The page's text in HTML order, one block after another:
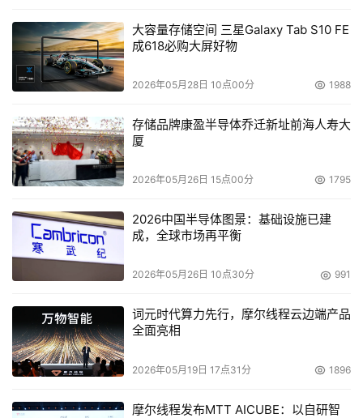
大容量存储空间 三星Galaxy Tab S10 FE
成618必购大屏好物
2026年05月28日 10点00分 1988
存储品牌康盈半导体乔迁新址前海人寿大
厦
2026年05月26日 15点00分 1795
2026中国半导体图景：基础设施已建
成，全球市场再平衡
2026年05月26日 10点30分 991
词元时代算力先行，摩尔线程云边端产品
全面亮相
2026年05月19日 17点31分 1896
摩尔线程发布MTT AICUBE：以自研智